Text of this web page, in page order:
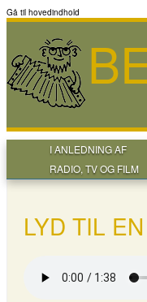
Gå til hovedindhold
I ANLEDNING AF
RADIO, TV OG FILM
LYD TIL